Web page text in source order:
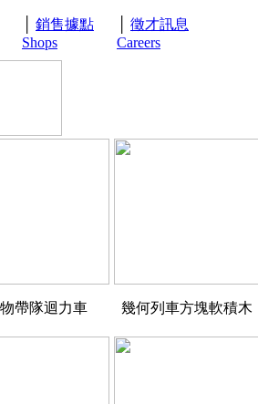
銷售據點
Shops
徵才訊息
Careers
帶隊迴力車 幾何列車方塊軟積木